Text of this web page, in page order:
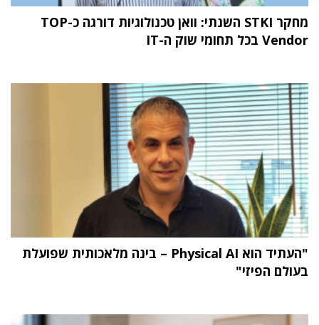
מחקר STKI השנתי: וואן טכנולוגיות דורגה כ-TOP
Vendor בכל תחומי שוק ה-IT
"העתיד הוא Physical AI – בינה מלאכותית שפועלת
בעולם הפיזי"